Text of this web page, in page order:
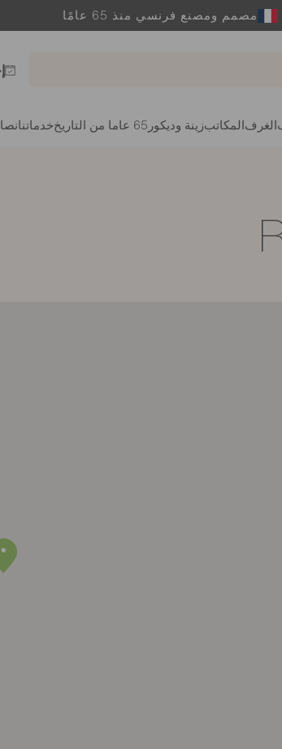
مصمم ومصنع فرنسي منذ 65 عامًا
الغرف المكاتبزينة وديكور 65 عاما من التاريخ خدماتنا